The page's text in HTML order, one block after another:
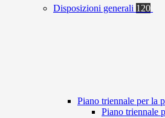
Disposizioni generali 120
Piano triennale per la
Piano triennale